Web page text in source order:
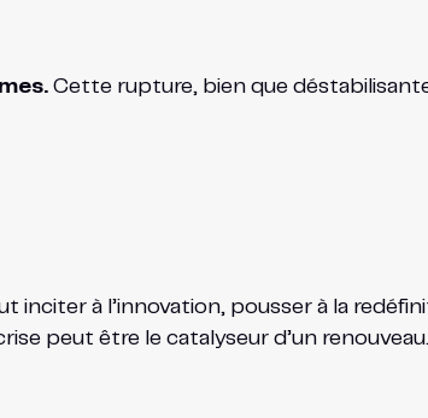
Cette rupture, bien que
inciter à l’innovation, pousser à la
peut être le catalyseur d’un renouveau.